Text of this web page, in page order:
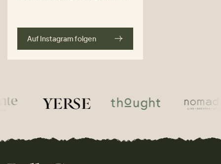
Auf Instagram folgen